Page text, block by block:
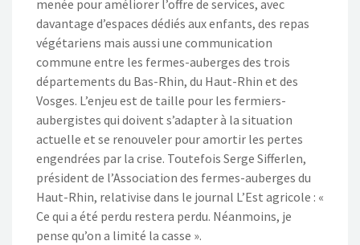
menée pour améliorer l’offre de services, avec
davantage d’espaces dédiés aux enfants, des repas
végétariens mais aussi une communication
commune entre les fermes-auberges des trois
départements du Bas-Rhin, du Haut-Rhin et des
Vosges. L’enjeu est de taille pour les fermiers-
aubergistes qui doivent s’adapter à la situation
actuelle et se renouveler pour amortir les pertes
engendrées par la crise. Toutefois Serge Sifferlen,
président de l’Association des fermes-auberges du
Haut-Rhin, relativise dans le journal L’Est agricole : «
Ce qui a été perdu restera perdu. Néanmoins, je
pense qu’on a limité la casse ».